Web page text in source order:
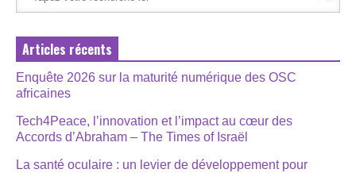
Articles récents
Enquête 2026 sur la maturité numérique des OSC
africaines
Tech4Peace, l’innovation et l’impact au cœur des
Accords d’Abraham – The Times of Israël
La santé oculaire : un levier de développement pour